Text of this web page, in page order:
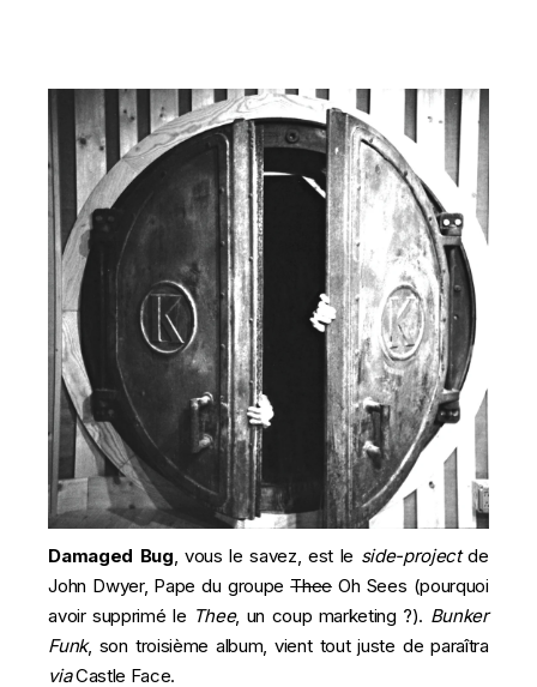
Damaged Bug, vous le savez, est le side-projectde
John Dwyer, Pape du groupeTheeOh Sees (pourquoi
avoir supprimé le Thee, un coup marketing ?). Bunker
Funk, son troisième album, vient tout juste de paraîtra
viaCastle Face.